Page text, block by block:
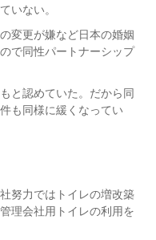
いない。
変更が嫌など日本の婚姻
で同性パートナーシップ
と認めていた。だから同
も同様に緩くなってい
努力ではトイレの増改築
理会社用トイレの利用を